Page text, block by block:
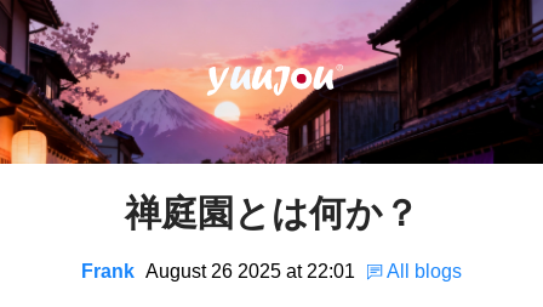
禅庭園とは何か？
Frank August 26 2025 at 22:01 All blogs